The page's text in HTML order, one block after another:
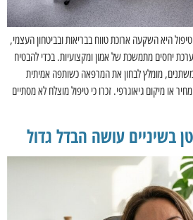
היא השקעה ארוכת טווח בבריאות ובביטחון העצמי,
יחסים מתמשכת של אמון ומקצועיות. בכדי להבטיח
מומלץ לבחון את המרפאה כשותפה אמיתית
או מיקום גיאוגרפי. זכרו כי טיפול מוצלח לא מסתיים
בשיניים עושה הבדל גדול